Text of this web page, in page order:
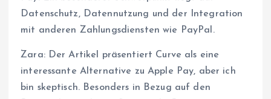
Datenschutz, Datennutzung und der Integration
mit anderen Zahlungsdiensten wie PayPal.
Zara: Der Artikel präsentiert Curve als eine
interessante Alternative zu Apple Pay, aber ich
bin skeptisch. Besonders in Bezug auf den